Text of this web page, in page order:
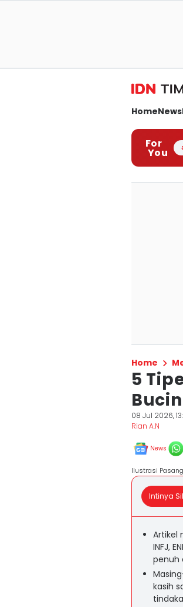
HomeNews
For
You
Home
5
08 Jul 2026,
Rian A.N
News
Ilustrasi
Intinya
Artikel
INFJ,
penuh
kasih